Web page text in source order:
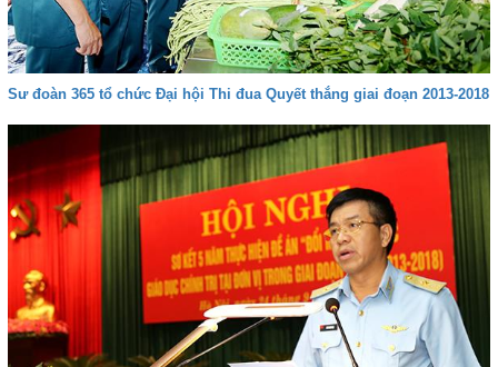
Sư đoàn 365 tổ chức Đại hội Thi đua Quyết thắng giai đoạn 2013-2018